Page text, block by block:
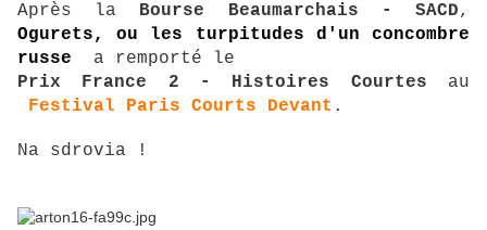
Après la Bourse Beaumarchais - SACD,
Ogurets, ou les turpitudes d'un concombre
russe
a remporté le
Prix France 2 - Histoires Courtes au
Festival Paris Courts Devant .
Na sdrovia !